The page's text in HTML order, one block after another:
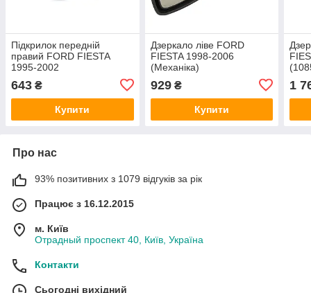
Підкрилок передній
правий FORD FIESTA
1995-2002
(1105559/YS6116114AD/BP7031)
DP GROUP
643 ₴
Купити
Дзеркало ліве FORD
FIESTA 1998-2006
(Механіка)
(1100116/XS6117683GB/BP7904-
L) DP GROUP
929₴
Купити
1
Про нас
93% позитивних з 1079 відгуків за рік
Працює з 16.12.2015
м. Київ
Отрадный проспект 40, Київ, Україна
Контакти
Сьогодні вихідний